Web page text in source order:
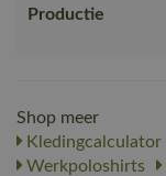
Productie
Shop meer
Kledingcalculator
Werkpoloshirts